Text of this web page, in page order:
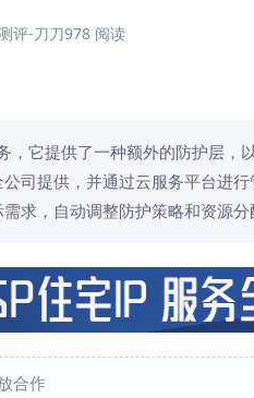
评-刀刀978 阅读
，它提供了一种额外的防护层
司提供，并通过云服务平台进
求，自动调整防护策略和资源
合作